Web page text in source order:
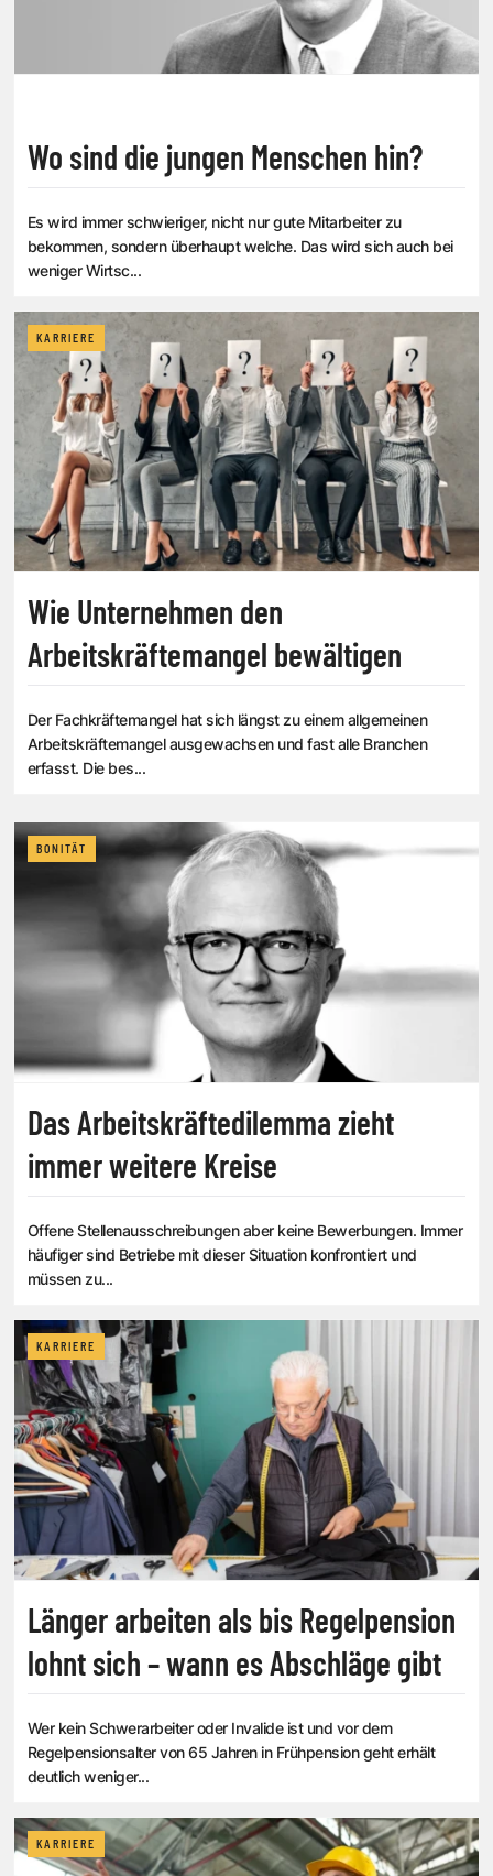
Wo sind die jungen Menschen hin?
Es wird immer schwieriger, nicht nur gute Mitarbeiter zu
bekommen, sondern überhaupt welche. Das wird sich auch bei
weniger Wirtsc...
KARRIERE
Wie Unternehmen den
Arbeitskräftemangel bewältigen
Der Fachkräftemangel hat sich längst zu einem allgemeinen
Arbeitskräftemangel ausgewachsen und fast alle Branchen
erfasst. Die bes...
BONITÄT
Das Arbeitskräftedilemma zieht
immer weitere Kreise
Offene Stellenausschreibungen aber keine Bewerbungen. Immer
häufiger sind Betriebe mit dieser Situation konfrontiert und
müssen zu...
KARRIERE
Länger arbeiten als bis Regelpension
lohnt sich – wann es Abschläge gibt
Wer kein Schwerarbeiter oder Invalide ist und vor dem
Regelpensionsalter von 65 Jahren in Frühpension geht erhält
deutlich weniger...
KARRIERE